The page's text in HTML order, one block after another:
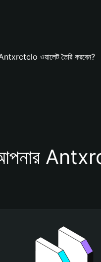
ওয়ালেট তৈরি করবেন?